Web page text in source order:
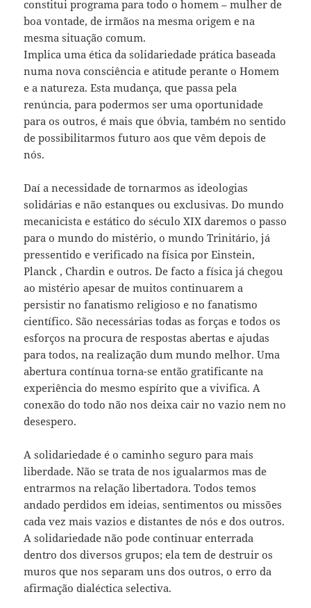
constitui programa para todo o homem – mulher de
boa vontade, de irmãos na mesma origem e na
mesma situação comum.
Implica uma ética da solidariedade prática baseada
numa nova consciência e atitude perante o Homem
e a natureza. Esta mudança, que passa pela
renúncia, para podermos ser uma oportunidade
para os outros, é mais que óbvia, também no sentido
de possibilitarmos futuro aos que vêm depois de
nós.
Daí a necessidade de tornarmos as ideologias
solidárias e não estanques ou exclusivas. Do mundo
mecanicista e estático do século XIX daremos o passo
para o mundo do mistério, o mundo Trinitário, já
pressentido e verificado na física por Einstein,
Planck , Chardin e outros. De facto a física já chegou
ao mistério apesar de muitos continuarem a
persistir no fanatismo religioso e no fanatismo
científico. São necessárias todas as forças e todos os
esforços na procura de respostas abertas e ajudas
para todos, na realização dum mundo melhor. Uma
abertura contínua torna-se então gratificante na
experiência do mesmo espírito que a vivifica. A
conexão do todo não nos deixa cair no vazio nem no
desespero.
A solidariedade é o caminho seguro para mais
liberdade. Não se trata de nos igualarmos mas de
entrarmos na relação libertadora. Todos temos
andado perdidos em ideias, sentimentos ou missões
cada vez mais vazios e distantes de nós e dos outros.
A solidariedade não pode continuar enterrada
dentro dos diversos grupos; ela tem de destruir os
muros que nos separam uns dos outros, o erro da
afirmação dialéctica selectiva.